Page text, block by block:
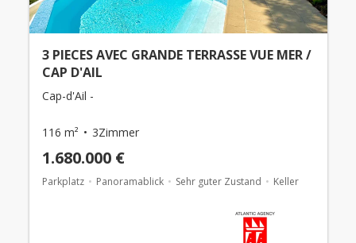
3 PIECES AVEC GRANDE TERRASSE VUE MER /
CAP D'AIL
Cap-d'Ail -
116 m² 3Zimmer
1.680.000 €
Parkplatz Panoramablick Sehr guter Zustand Keller